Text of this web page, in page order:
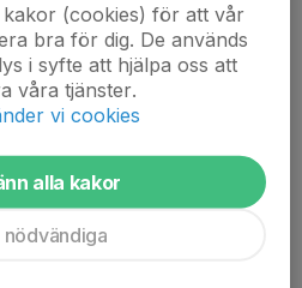
kan man t.ex. parkera vid
junior/senior/äldre.
(cookies) för att vår
bra för dig. De används
i syfte att hjälpa oss att
våra tjänster.
vi cookies
alla kakor
nödvändiga